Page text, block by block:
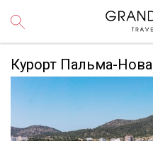
Курорт Пальма-Нова